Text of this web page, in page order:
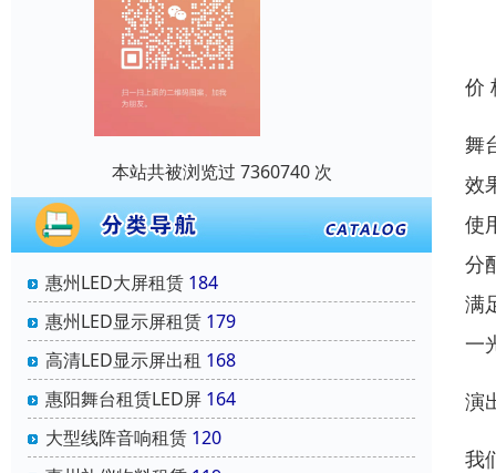
本站共被浏览过 7360740 次
惠州LED大屏租赁 184
惠州LED显示屏租赁 179
高清LED显示屏出租 168
惠阳舞台租赁LED屏 164
大型线阵音响租赁 120
价
舞
效
使
分
满
一
演
我